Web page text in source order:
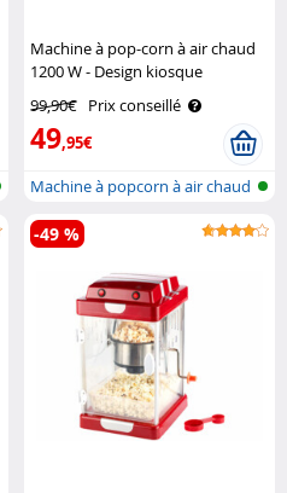
Machine à pop-corn à air chaud
1200 W - Design kiosque
miniature Rosenstein & Söhne
99,90€ Prix conseillé
49,95€
Machine à popcorn à air chaud
-49 %